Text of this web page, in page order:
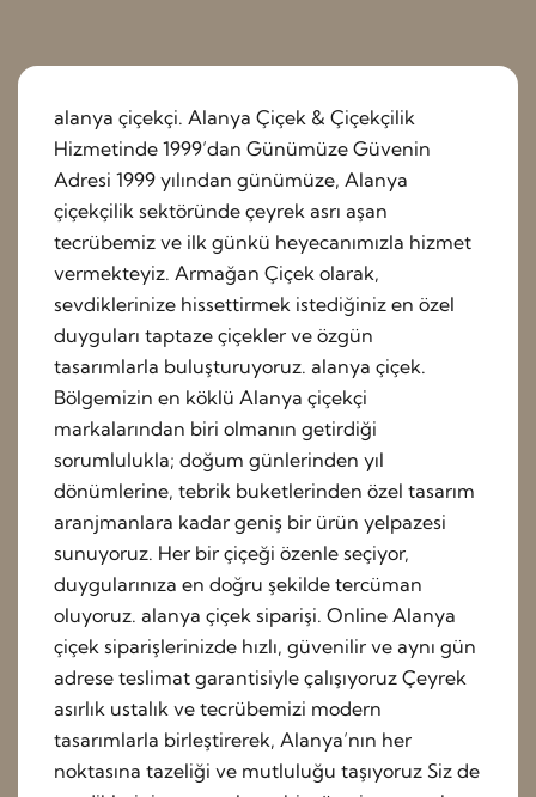
alanya çiçekçi. Alanya Çiçek & Çiçekçilik
Hizmetinde 1999’dan Günümüze Güvenin
Adresi 1999 yılından günümüze, Alanya
çiçekçilik sektöründe çeyrek asrı aşan
tecrübemiz ve ilk günkü heyecanımızla hizmet
vermekteyiz. Armağan Çiçek olarak,
sevdiklerinize hissettirmek istediğiniz en özel
duyguları taptaze çiçekler ve özgün
tasarımlarla buluşturuyoruz. alanya çiçek.
Bölgemizin en köklü Alanya çiçekçi
markalarından biri olmanın getirdiği
sorumlulukla; doğum günlerinden yıl
dönümlerine, tebrik buketlerinden özel tasarım
aranjmanlara kadar geniş bir ürün yelpazesi
sunuyoruz. Her bir çiçeği özenle seçiyor,
duygularınıza en doğru şekilde tercüman
oluyoruz. alanya çiçek siparişi. Online Alanya
çiçek siparişlerinizde hızlı, güvenilir ve aynı gün
adrese teslimat garantisiyle çalışıyoruz Çeyrek
asırlık ustalık ve tecrübemizi modern
tasarımlarla birleştirerek, Alanya’nın her
noktasına tazeliği ve mutluluğu taşıyoruz Siz de